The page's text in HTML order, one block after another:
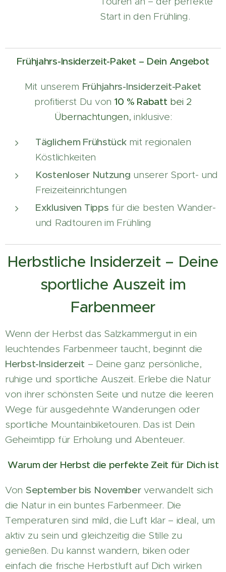
Start in den Frühling.
Frühjahrs-Insiderzeit-Paket – Dein Angebot
Mit unserem Frühjahrs-Insiderzeit-Paket
profitierst Du von 10 % Rabattbei 2
Übernachtungen, inklusive:
Täglichem Frühstückmit regionalen
Köstlichkeiten
Kostenloser Nutzung unserer Sport- und
Freizeiteinrichtungen
Exklusiven Tipps für die besten Wander-
und Radtouren im Frühling
Herbstliche Insiderzeit – Deine
sportliche Auszeit im
Farbenmeer
Wenn der Herbst das Salzkammergut in ein
leuchtendes Farbenmeer taucht, beginnt die
Herbst-Insiderzeit – Deine ganz persönliche,
ruhige und sportliche Auszeit. Erlebe die Natur
von ihrer schönsten Seite und nutze die leeren
Wege für ausgedehnte Wanderungen oder
sportliche Mountainbiketouren. Das ist Dein
Geheimtipp für Erholung und Abenteuer.
Warum der Herbst die perfekte Zeit für Dich ist
Von September bis Novemberverwandelt sich
die Natur in ein buntes Farbenmeer. Die
Temperaturen sind mild, die Luft klar – ideal, um
aktiv zu sein und gleichzeitig die Stille zu
genießen. Du kannst wandern, biken oder
einfach die frische Herbstluft auf Dich wirken